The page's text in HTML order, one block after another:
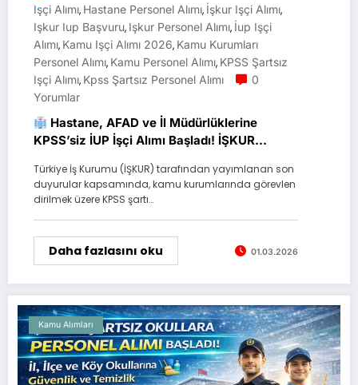
Işçi Alımı, Hastane Personel Alımı, İşkur Işçi Alımı,
Işkur Iup Başvuru, Işkur Personel Alımı, İup Işçi
Alımı, Kamu Işçi Alımı 2026, Kamu Kurumları
Personel Alımı, Kamu Personel Alımı, KPSS Şartsız
Işçi Alımı, Kpss Şartsız Personel Alımı
0
Yorumlar
Hastane, AFAD ve İl Müdürlüklerine
KPSS’siz İUP İşçi Alımı Başladı! İŞKUR
Türkiye İş Kurumu (İŞKUR) tarafından yayımlanan son
duyurular kapsamında, kamu kurumlarında görevlen
dirilmek üzere KPSS şartı…
Daha fazlasını oku 01.03.2026
Kamu Alımları